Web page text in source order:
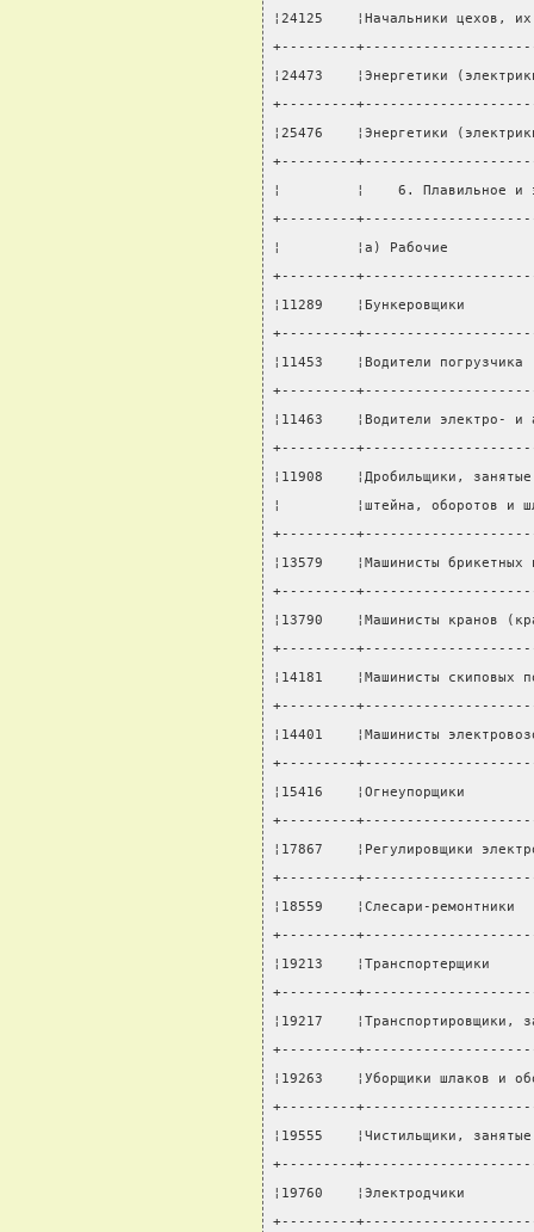
¦24125    ¦Начальники цехов,
+---------
¦24473    ¦Энергетики
+---------
¦25476    ¦Энергетики
+---------
¦         ¦    6. Плавильное и
+---------
¦         ¦а) Рабочие
+---------
¦11289
+---------
¦11453    ¦Водители
+---------
¦11463    ¦Водители электро- и
+---------
¦11908    ¦Дробильщики,
¦         ¦штейна,
+---------
¦13579    ¦Машинисты
+---------
¦13790    ¦Машинисты
+---------
¦14181    ¦Машинисты
+---------
¦14401    ¦Машинисты
+---------
¦15416
+---------
¦17867
+---------
¦18559    ¦Слесари-
+---------
¦19213
+---------
¦19217    ¦Транспортировщики,
+---------
¦19263    ¦Уборщики шлаков
+---------
¦19555    ¦Чистильщики,
+---------
¦19760
+---------